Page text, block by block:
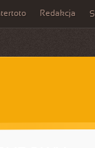
Redakcja